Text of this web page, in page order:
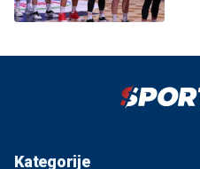
Kategorije